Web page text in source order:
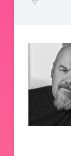
Shaping cities
East Sweden
Reversed
Current offers
Startup &
Offers to
Funding
Project toolbox
Our clusters